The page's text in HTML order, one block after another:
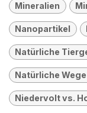
Mineralien
Nanopartikel
Natürliche
Natürliche
Niedervolt vs.